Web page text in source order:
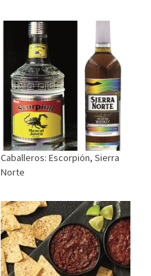
Caballeros: Escorpión, Sierra
Norte